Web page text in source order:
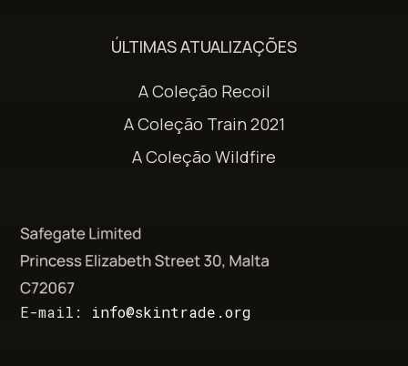
ÚLTIMAS ATUALIZAÇÕES
A Coleção Recoil
A Coleção Train 2021
A Coleção Wildfire
E-mail: info@skintrade.org